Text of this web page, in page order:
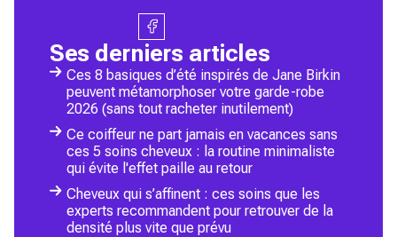
Ses derniers articles
Ces 8 basiques d’été inspirés de Jane Birkin
peuvent métamorphoser votre garde-robe
2026 (sans tout racheter inutilement)
Ce coiffeur ne part jamais en vacances sans
ces 5 soins cheveux : la routine minimaliste
qui évite l'effet paille au retour
Cheveux qui s’affinent : ces soins que les
experts recommandent pour retrouver de la
densité plus vite que prévu